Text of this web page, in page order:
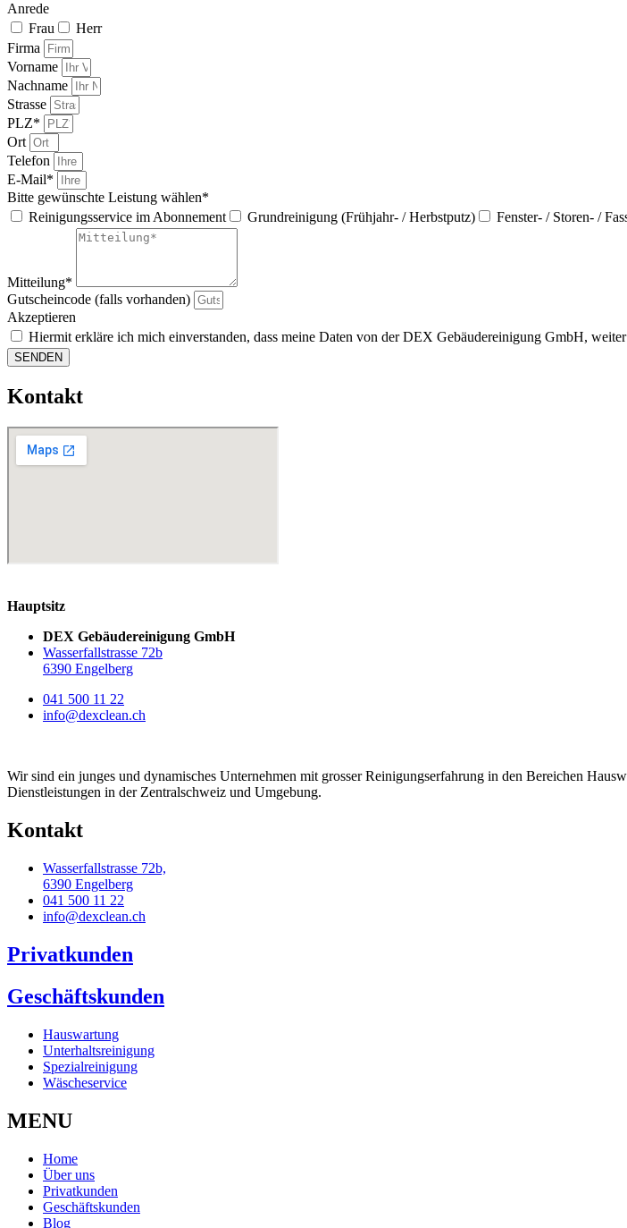
Anrede
Frau
Herr
Firma
Vorname
Nachname
Strasse
PLZ*
Ort
Telefon
E-Mail*
Bitte gewünschte Leistung wählen*
Reinigungsservice im Abonnement
Grundreinigung (Frühjahr- / Herbstputz) Fenster- / Storen- /
Mitteilung*
Gutscheincode (falls vorhanden)
Akzeptieren
Hiermit erkläre ich mich einverstanden, dass meine Daten von der DEX Gebäudereinigung GmbH,
SENDEN
Kontakt
Hauptsitz
DEX Gebäudereinigung GmbH
Wasserfallstrasse 72b
6390 Engelberg
041 500 11 22
info@dexclean.ch
Wir sind ein junges und dynamisches Unternehmen mit grosser Reinigungserfahrung in den Bereichen
Dienstleistungen in der Zentralschweiz und Umgebung.
Kontakt
Wasserfallstrasse 72b,
6390 Engelberg
041 500 11 22
info@dexclean.ch
Privatkunden
Geschäftskunden
Hauswartung
Unterhaltsreinigung
Spezialreinigung
Wäscheservice
MENU
Home
Über uns
Privatkunden
Geschäftskunden
Blog